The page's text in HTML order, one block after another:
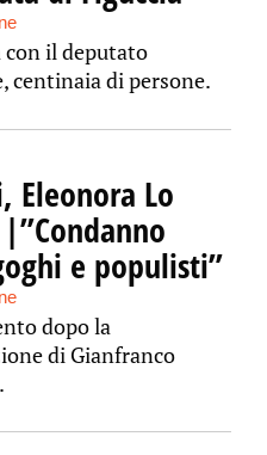
con il deputato
centinaia di persone.
Eleonora Lo
e populisti”
dopo la
di Gianfranco